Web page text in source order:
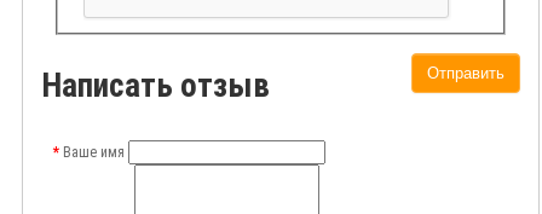
Отправить
Написать отзыв
Ваше имя